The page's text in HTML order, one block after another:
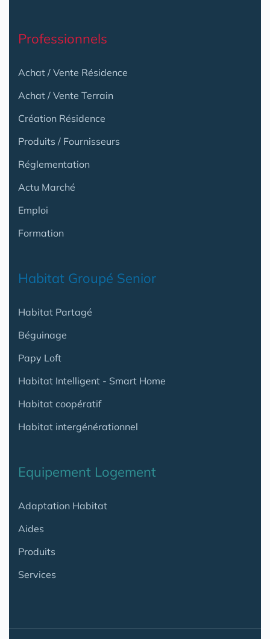
Professionnels
Achat / Vente Résidence
Achat / Vente Terrain
Création Résidence
Produits / Fournisseurs
Réglementation
Actu Marché
Emploi
Formation
Habitat Groupé Senior
Habitat Partagé
Béguinage
Papy Loft
Habitat Intelligent - Smart Home
Habitat coopératif
Habitat intergénérationnel
Equipement Logement
Adaptation Habitat
Aides
Produits
Services